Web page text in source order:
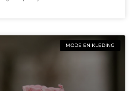
MODE EN KLEDING